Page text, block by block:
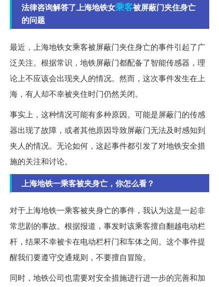
法律咨询解答了上海地铁女乘客被屏蔽门夹住身亡
的问题
最近，上海地铁女乘客被屏蔽门夹住身亡的事件引起了广
泛关注。根据常识，地铁屏蔽门都配备了智能传感器，理
论上不应该会出现夹人的情况。然而，这次事件发生在上
海，有人却不幸被夹住时门仍然关闭。
事实上，这种情况可能有多种原因。可能是屏蔽门的传感
器出现了故障，或者其他原因导致屏蔽门无法及时感知到
夹人的情况。无论如何，这起事件都引发了对地铁安全措
施的关注和讨论。
上海地铁一乘客被夹身亡，你怎么看？
对于上海地铁一乘客被夹身亡的事件，我认为这是一起非
常悲剧的事故。根据报道，事发时该乘客擅自翻越电动栏
杆，结果不幸被卡在电动栏杆门和车体之间。这个事件提
醒我们要遵守交通规则，不要擅自冒险。
同时，地铁公司也需要对安全措施进行进一步的完善和加